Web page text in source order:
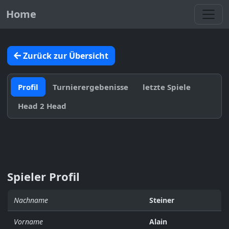
Home
Zurück zur Übersicht
Profil Turnierergebenisse
letzte Spiele
Head 2 Head
Spieler Profil
Nachname Steiner
Vorname Alain